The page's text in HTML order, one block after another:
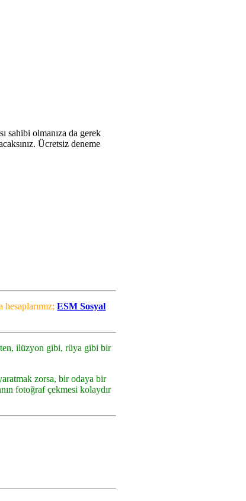
sahibi olmanıza da gerek
Ücretsiz deneme
hesaplarımız;ESM Sosyal
ilüzyon gibi, rüya gibi bir
zorsa, bir odaya bir
fotoğraf çekmesi kolaydır